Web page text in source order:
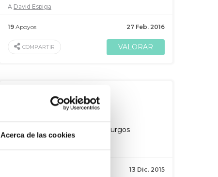
Acerca de las cookies
A David Espiga
27 Feb. 2016
19 Apoyos
COMPARTIR VALORAR
De Ander Gil
Devolver su nivel industrial a Burgos
13 Dic. 2015